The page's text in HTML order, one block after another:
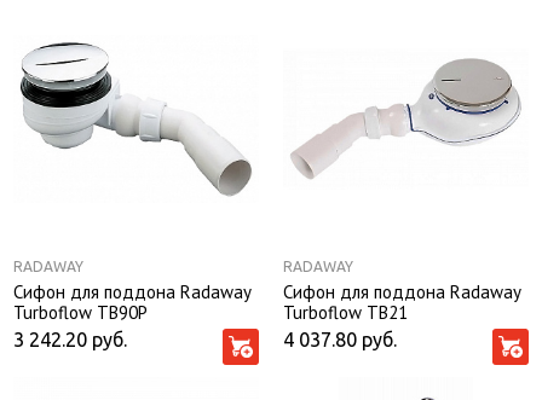
RADAWAY
Сифон для поддона Radaway
Turboflow TB90P
3 242.20 руб.
RADAWAY
Сифон для поддона Radaway
Turboflow TB21
4 037.80 руб.